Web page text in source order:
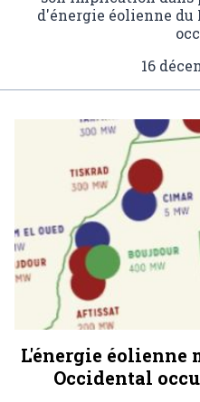
d'énergie éolienne
16
L'énergie éolienne
Occidental